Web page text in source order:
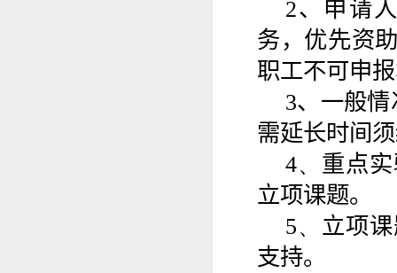
2、 申请
务， 优先资
职工不可申
3、 一般
需延长时间
4、 重点
立项课题。
5、 立项
支持。